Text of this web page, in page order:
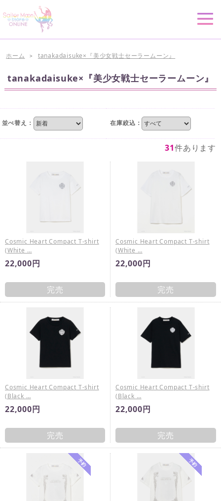
ホーム > tanakadaisuke×『美少女戦士セーラームーン』
tanakadaisuke×『美少女戦士セーラームーン』
並べ替え： 在庫絞込：
31件あります
Cosmic Heart Compact T-shirt
(White …
22,000円
完売
Cosmic Heart Compact T-shirt
(White …
22,000円
完売
Cosmic Heart Compact T-shirt
(Black …
22,000円
完売
Cosmic Heart Compact T-shirt
(Black …
22,000円
完売